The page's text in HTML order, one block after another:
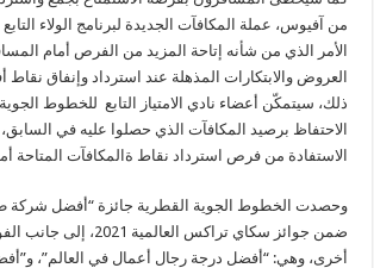
من آفيوس، عملة المكافآت الجديدة لبرنامج الولاء التابع
الأمر الذي من شأنه إتاحة المزيد من الفرص أمام
العروض والابتكارات المذهلة عند استرداد وإنفاق
ذلك، سيتمكّن أعضاء نادي الامتياز التابع للخطوط
الاحتفاظ برصيد المكافآت الذي حصلوا عليه في
الاستفادة من فرص استرداد نقاط ةالمكافآت المتاحة
وحصدت الخطوط الجوية القطرية جائزة “أفضل شركة
ضمن جوائز سكاي تراكس
أخرى، وهي: “أفضل درجة رجال أعمال في العالم”،